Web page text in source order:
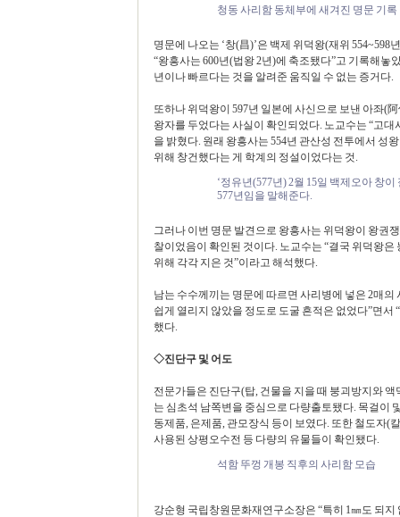
청동 사리함 동체부에 새겨진 명문 기록
명문에 나오는 ‘창(昌)’은 백제 위덕왕(재위 554~598
“왕흥사는 600년(법왕 2년)에 축조됐다”고 기록해놓
년이나 빠르다는 것을 알려준 움직일 수 없는 증거다.
또하나 위덕왕이 597년 일본에 사신으로 보낸 아좌(
왕자를 두었다는 사실이 확인되었다. 노교수는 “고
을 밝혔다. 원래 왕흥사는 554년 관산성 전투에서 성
위해 창건했다는 게 학계의 정설이었다는 것.
‘정유년(577년) 2월 15일 백제오아 창
577년임을 말해준다.
그러나 이번 명문 발견으로 왕흥사는 위덕왕이 왕권
찰이었음이 확인된 것이다. 노교수는 “결국 위덕왕
위해 각각 지은 것”이라고 해석했다.
남는 수수께끼는 명문에 따르면 사리병에 넣은 2매
쉽게 열리지 않았을 정도로 도굴 흔적은 없었다”면서
했다.
◇진단구 및 어도
전문가들은 진단구(탑, 건물을 지을 때 붕괴방지와
는 심초석 남쪽변을 중심으로 다량출토됐다. 목걸이
동제품, 은제품, 관모장식 등이 보였다. 또한 철도자(
사용된 상평오수전 등 다량의 유물들이 확인됐다.
석함 뚜껑 개봉 직후의 사리함 모습
강순형 국립창원문화재연구소장은 “특히 1㎜도 되